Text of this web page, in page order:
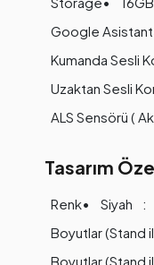
Google Asistant
Kumanda Sesli
Uzaktan Sesli
ALS Sensörü (
Tasarım
Renk
Siyah
Boyutlar (Stand
Boyutlar (Stand